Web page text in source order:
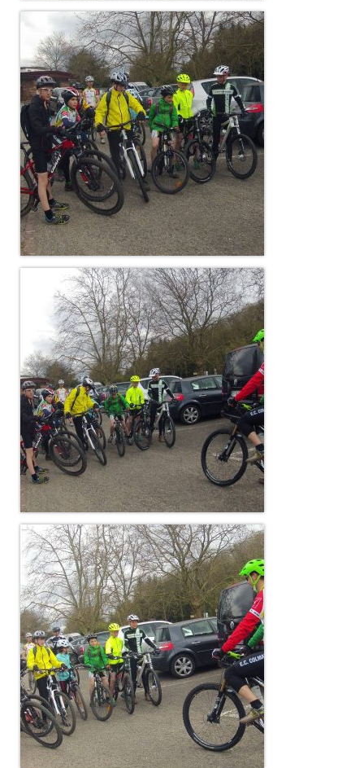
Plan d’entraînement 2026
Préparation Physique
Documentation
Loisirs
Sorties
Strava
Route, Piste, Cyclo-cross
Plan d’entraînement 2026
Nos organisations de la saison
VTT
Team Hase
Nos organisations de la saison
BMX